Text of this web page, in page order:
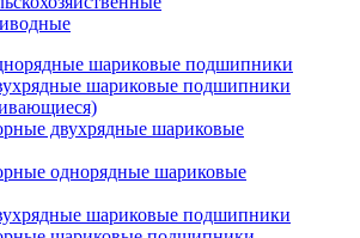
шариковые подшипники
шариковые подшипники
двухрядные шариковые
однорядные шариковые
шариковые подшипники